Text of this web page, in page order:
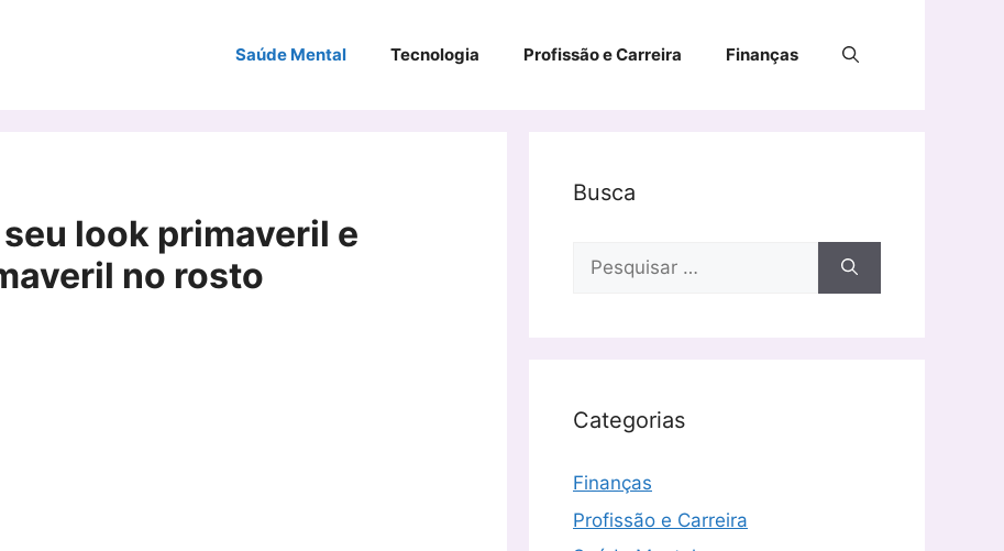
Saúde Mental Tecnologia Profissão e Carreira Finanças
look primaveril e
no rosto
Busca
Pesquisar
Categorias
Finanças
Profissão e Carreira